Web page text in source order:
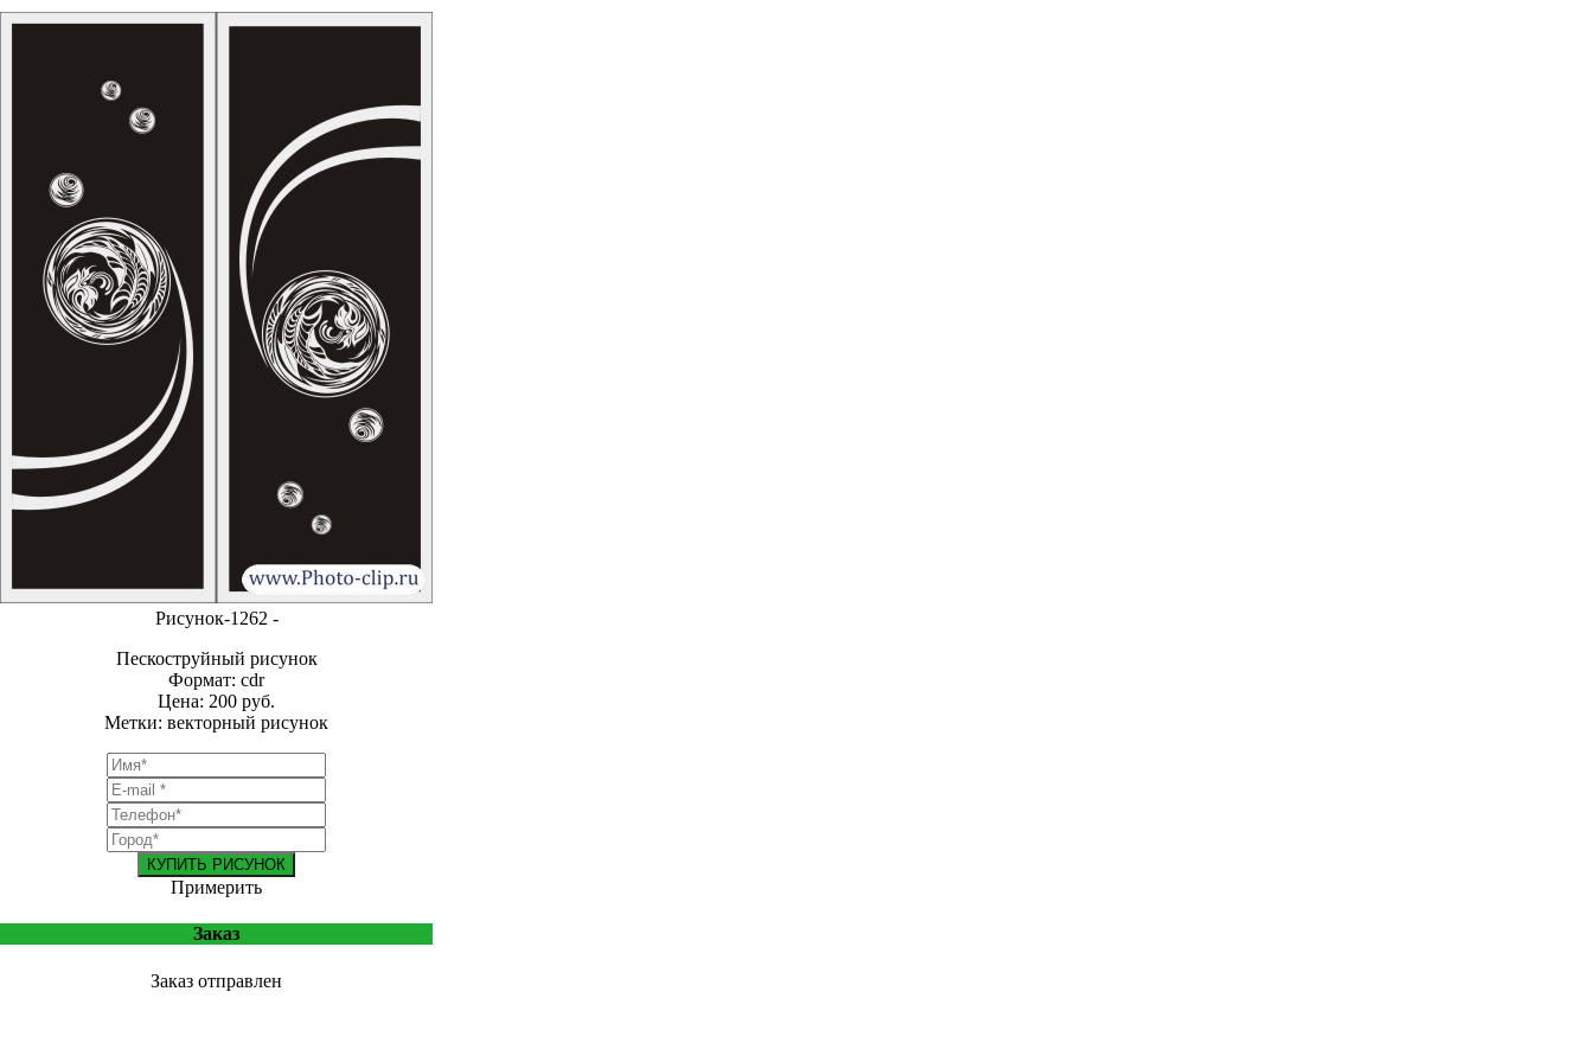
Рисунок-1262 -
Пескоструйный рисунок
Формат: cdr
Цена: 200 руб.
Метки: векторный рисунок
КУПИТЬ РИСУНОК
Примерить
Заказ
Заказ отправлен